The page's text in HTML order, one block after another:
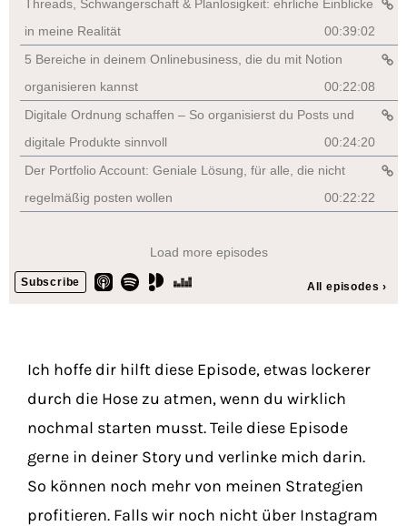
Ich hoffe dir hilft diese Episode, etwas lockerer
durch die Hose zu atmen, wenn du wirklich
nochmal starten musst. Teile diese Episode
gerne in deiner Story und verlinke mich darin.
So können noch mehr von meinen Strategien
profitieren. Falls wir noch nicht über Instagram